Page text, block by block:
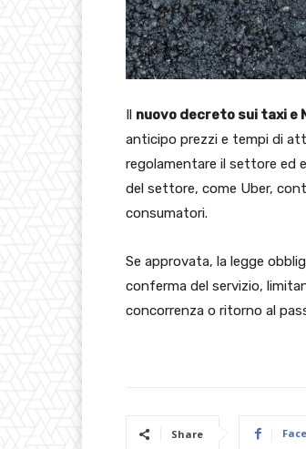
Il nuovo decreto sui taxi e
anticipo prezzi e tempi di
regolamentare il settore ed
del settore, come Uber,
consumatori.
Se approvata, la legge
conferma del servizio,
concorrenza o ritorno al
Share